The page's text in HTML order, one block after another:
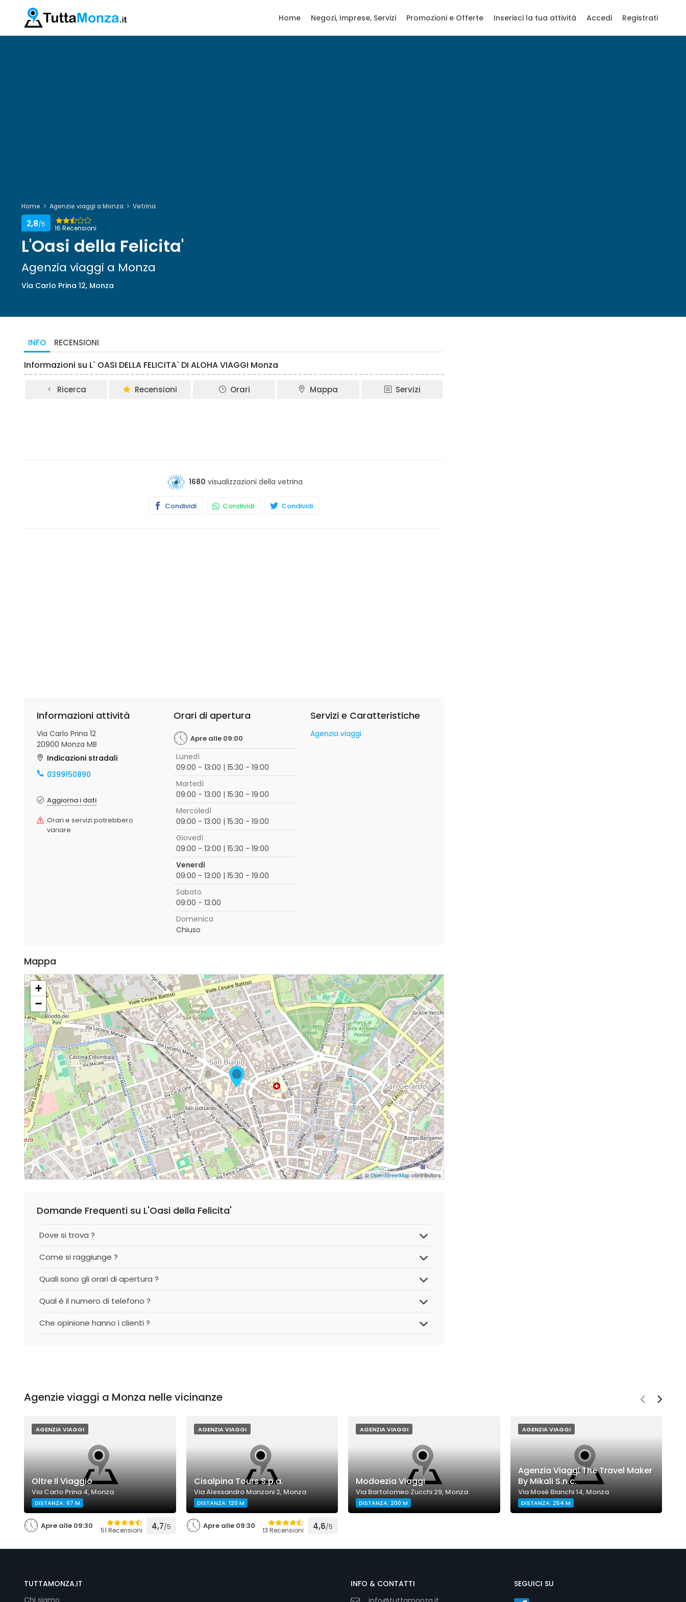
Home Negozi, Imprese, Servizi Promozioni e Offerte Inserisci la tua attività Accedi Registrati
Home Agenzie viaggi a Monza Vetrina
16 Recensioni
2,8/5
L'Oasi della Felicita'
Agenzia viaggi a Monza
Via Carlo Prina 12, Monza
INFO RECENSIONI
Informazioni su L` OASI DELLA FELICITA` DI ALOHA VIAGGI Monza
Ricerca Recensioni Orari Mappa Servizi
1680 visualizzazioni della vetrina
Condividi Condividi Condividi
Informazioni attività
Via Carlo Prina 12
20900 Monza MB
Indicazioni stradali
0399150890
Aggiorna i dati
Orari e servizi potrebbero
variare
Orari di apertura
Apre alle 09:00
Lunedì
09:00 - 13:00 | 15:30 - 19:00
Martedì
09:00 - 13:00 | 15:30 - 19:00
Mercoledì
09:00 - 13:00 | 15:30 - 19:00
Giovedì
09:00 - 13:00 | 15:30 - 19:00
Venerdì
09:00 - 13:00 | 15:30 - 19:00
Sabato
09:00 - 13:00
Domenica
Chiuso
Servizi e Caratteristiche
Agenzia viaggi
Mappa
+
−
©OpenStreetMapcontributors
Domande Frequenti su L'Oasi della Felicita'
Dove si trova ?
Come si raggiunge ?
Quali sono gli orari di apertura ?
Qual è il numero di telefono ?
Che opinione hanno i clienti ?
Agenzie viaggi a Monza nelle vicinanze
AGENZIA VIAGGI
Oltre Il Viaggio
Via Carlo Prina 4, Monza
DISTANZA: 67 M
Apre alle 09:30 51 Recensioni 4,7/5
AGENZIA VIAGGI
Cisalpina Tours S.p.a.
Via Alessandro Manzoni 2, Monza
DISTANZA: 120 M
Apre alle 09:30 13 Recensioni 4,6/5
AGENZIA VIAGGI
Modoezia Viaggi
Via Bartolomeo Zucchi 29, Monza
DISTANZA: 200 M
AGENZIA VIAGGI
Agenzia Viaggi The Travel Maker
By Mikali S.n.c.
Via Mosè Bianchi 14, Monza
DISTANZA: 254 M
TUTTAMONZA.IT
Chi siamo
INFO & CONTATTI
SEGUICI SU